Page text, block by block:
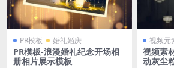
PR模板 婚礼婚庆
PR模板-浪漫婚礼纪念开场相
册相片展示模板
视频元
视频素
动灰尘